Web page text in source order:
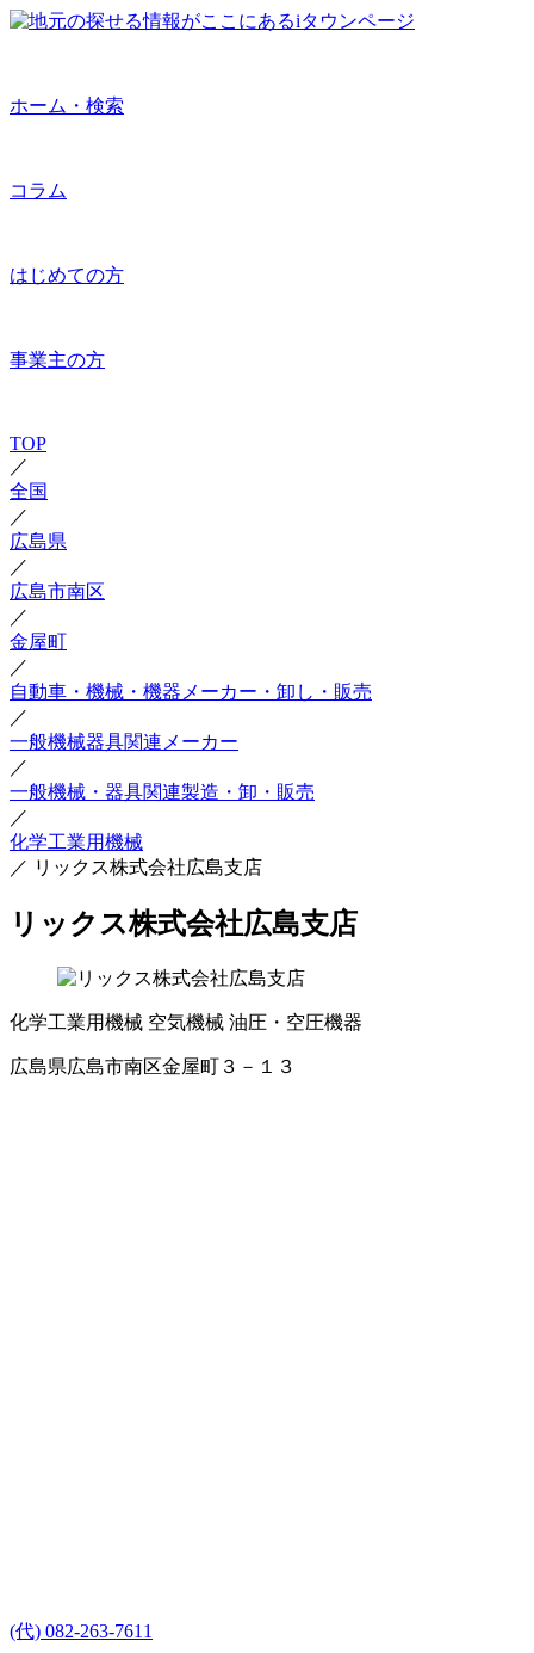
ホーム・検索
コラム
はじめての方
事業主の方
TOP
／
全国
／
広島県
／
広島市南区
／
金屋町
／
自動車・機械・機器メーカー・卸し・販売
／
一般機械器具関連メーカー
／
一般機械・器具関連製造・卸・販売
／
化学工業用機械
／ リックス株式会社広島支店
リックス株式会社広島支店
化学工業用機械 空気機械 油圧・空圧機器
広島県広島市南区金屋町３－１３
(代) 082-263-7611